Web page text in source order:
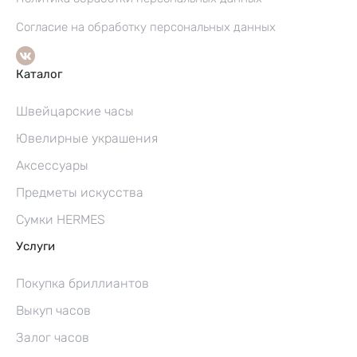
Согласие на обработку персональных данных
Каталог
Швейцарские часы
Ювелирные украшения
Аксессуары
Предметы искусства
Сумки HERMES
Услуги
Покупка бриллиантов
Выкуп часов
Залог часов